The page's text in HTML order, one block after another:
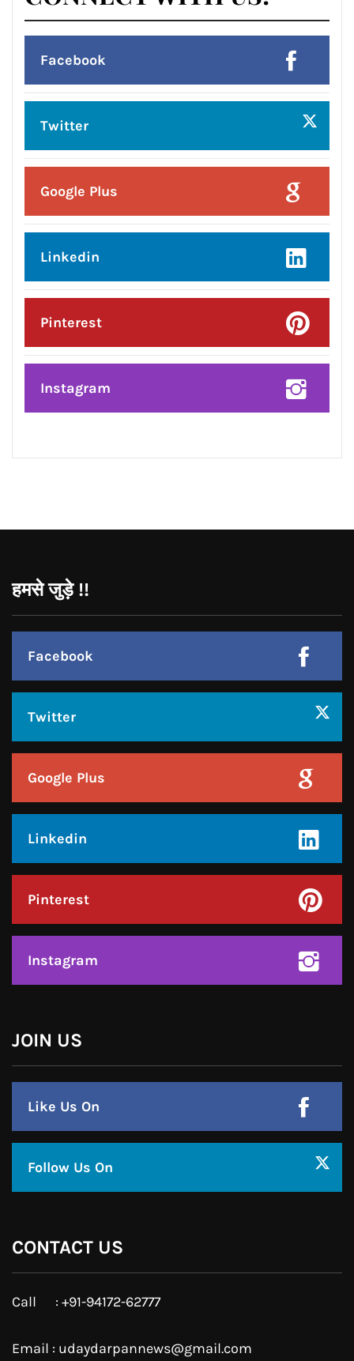
Facebook
Twitter
Google Plus
Linkedin
Pinterest
Instagram
हमसे जुड़े !!
Facebook
Twitter
Google Plus
Linkedin
Pinterest
Instagram
JOIN US
Like Us On
Follow Us On
CONTACT US
Call : +91-94172-62777
Email : udaydarpannews@gmail.com